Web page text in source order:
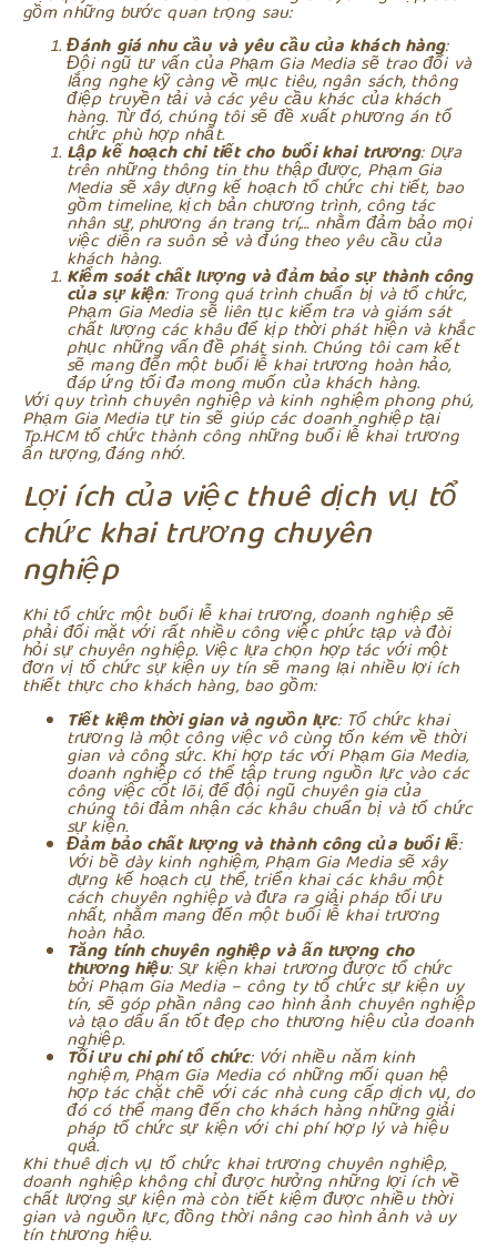
gồm những bước quan trọng sau:
Đánh giá nhu cầu và yêu cầu của khách hàng:
Đội ngũ tư vấn của Phạm Gia Media sẽ trao đổi và
lắng nghe kỹ càng về mục tiêu, ngân sách, thông
điệp truyền tải và các yêu cầu khác của khách
hàng. Từ đó, chúng tôi sẽ đề xuất phương án tổ
chức phù hợp nhất.
Lập kế hoạch chi tiết cho buổi khai trương: Dựa
trên những thông tin thu thập được, Phạm Gia
Media sẽ xây dựng kế hoạch tổ chức chi tiết, bao
gồm timeline, kịch bản chương trình, công tác
nhân sự, phương án trang trí,… nhằm đảm bảo mọi
việc diễn ra suôn sẻ và đúng theo yêu cầu của
khách hàng.
Kiểm soát chất lượng và đảm bảo sự thành công
của sự kiện: Trong quá trình chuẩn bị và tổ chức,
Phạm Gia Media sẽ liên tục kiểm tra và giám sát
chất lượng các khâu để kịp thời phát hiện và khắc
phục những vấn đề phát sinh. Chúng tôi cam kết
sẽ mang đến một buổi lễ khai trương hoàn hảo,
đáp ứng tối đa mong muốn của khách hàng.
Với quy trình chuyên nghiệp và kinh nghiệm phong phú,
Phạm Gia Media tự tin sẽ giúp các doanh nghiệp tại
Tp.HCM tổ chức thành công những buổi lễ khai trương
ấn tượng, đáng nhớ.
Lợi ích của việc thuê dịch vụ tổ
chức khai trương chuyên
nghiệp
Khi tổ chức một buổi lễ khai trương, doanh nghiệp sẽ
phải đối mặt với rất nhiều công việc phức tạp và đòi
hỏi sự chuyên nghiệp. Việc lựa chọn hợp tác với một
đơn vị tổ chức sự kiện uy tín sẽ mang lại nhiều lợi ích
thiết thực cho khách hàng, bao gồm:
Tiết kiệm thời gian và nguồn lực: Tổ chức khai
trương là một công việc vô cùng tốn kém về thời
gian và công sức. Khi hợp tác với Phạm Gia Media,
doanh nghiệp có thể tập trung nguồn lực vào các
công việc cốt lõi, để đội ngũ chuyên gia của
chúng tôi đảm nhận các khâu chuẩn bị và tổ chức
sự kiện.
Đảm bảo chất lượng và thành công của buổi lễ:
Với bề dày kinh nghiệm, Phạm Gia Media sẽ xây
dựng kế hoạch cụ thể, triển khai các khâu một
cách chuyên nghiệp và đưa ra giải pháp tối ưu
nhất, nhằm mang đến một buổi lễ khai trương
hoàn hảo.
Tăng tính chuyên nghiệp và ấn tượng cho
thương hiệu: Sự kiện khai trương được tổ chức
bởi Phạm Gia Media – công ty tổ chức sự kiện uy
tín, sẽ góp phần nâng cao hình ảnh chuyên nghiệp
và tạo dấu ấn tốt đẹp cho thương hiệu của doanh
nghiệp.
Tối ưu chi phí tổ chức: Với nhiều năm kinh
nghiệm, Phạm Gia Media có những mối quan hệ
hợp tác chặt chẽ với các nhà cung cấp dịch vụ, do
đó có thể mang đến cho khách hàng những giải
pháp tổ chức sự kiện với chi phí hợp lý và hiệu
quả.
Khi thuê dịch vụ tổ chức khai trương chuyên nghiệp,
doanh nghiệp không chỉ được hưởng những lợi ích về
chất lượng sự kiện mà còn tiết kiệm được nhiều thời
gian và nguồn lực, đồng thời nâng cao hình ảnh và uy
tín thương hiệu.